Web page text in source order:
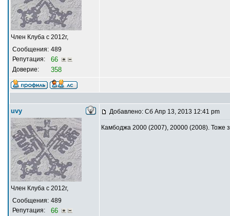
Член Клуба с 2012г,
Сообщения: 489
Репутация:
66
Доверие: 358
uvy
Член Клуба с 2012г,
Сообщения: 489
Репутация:
66
Добавлено: Сб Апр 13, 2013 12:41 pm
Камбоджа 2000 (2007), 20000 (2008). Тоже